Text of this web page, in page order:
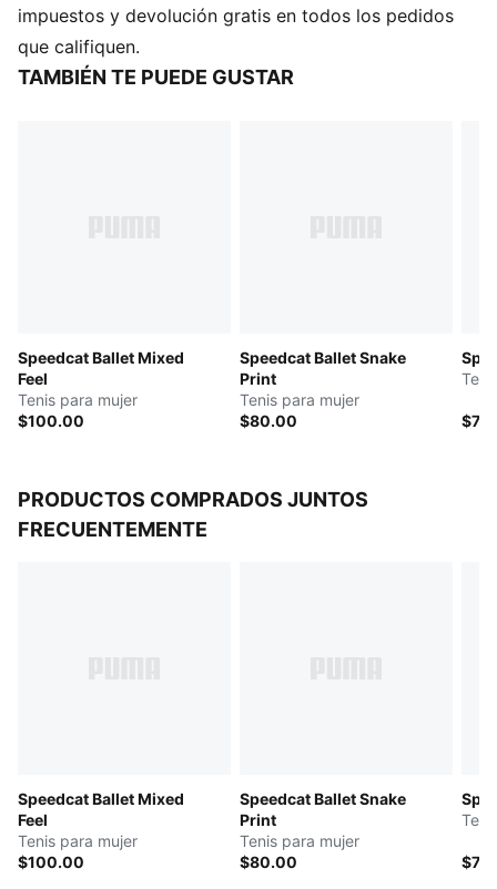
DETALLES
Ancho: regular
Tipo de puntera: redondeado
impuestos y devolución gratis en todos los pedidos
que califiquen.
TAMBIÉN TE PUEDE GUSTAR
Speedcat Ballet Mixed
Feel
Tenis para mujer
$100.00
Speedcat Ballet Snake
Print
Tenis para mujer
$80.00
PRODUCTOS COMPRADOS JUNTOS
FRECUENTEMENTE
Speedcat Ballet Mixed
Feel
Tenis para mujer
$100.00
Speedcat Ballet Snake
Print
Tenis para mujer
$80.00